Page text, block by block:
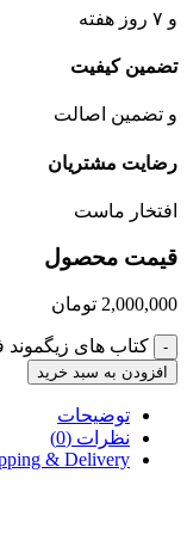
و ۷ روز هفته
تضمین کیفیت
و تضمین اصالت
رضایت مشتریان
افتخار ماست
قیمت محصول
2,000,000 تومان
- کتاب های زیگموند
افزودن به سبد خرید
توضیحات
نظرات (0)
& Delivery